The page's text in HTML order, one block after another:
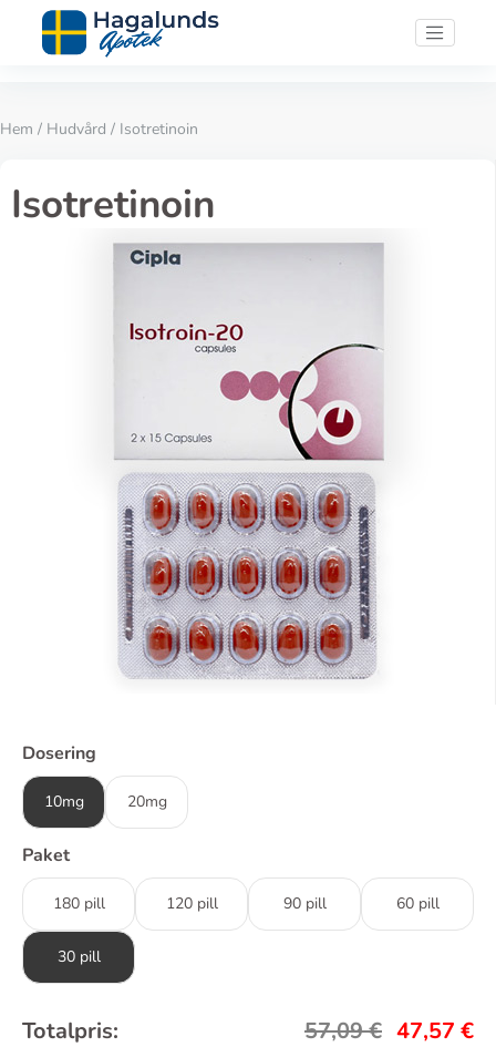
Hem / Hudvård / Isotretinoin
Isotretinoin
Dosering
10mg 20mg
Paket
180 pill 120 pill 90 pill 60 pill
30 pill
Totalpris: 57,09€ 47,57 €